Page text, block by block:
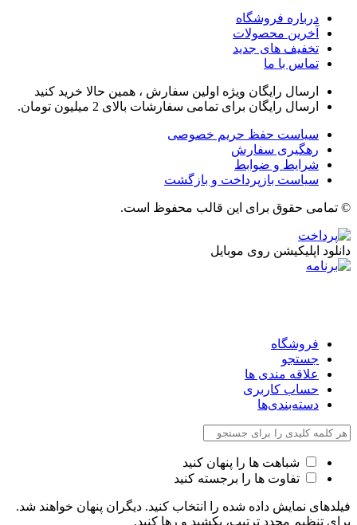
درباره فروشگاه
آخرین محصولات
تخفیف های جدید
تماس با ما
ارسال رایگان ویژه اولین سفارش ، همین حالا خرید کنید
ارسال رایگان برای تمامی سفارشات بالای 2 میلیون تومان.
سیاست حفظ حریم خصوصی
رهگیری سفارش
شرایط و ضوابط
سیاست بازپرداخت و بازگشت
© تمامی حقوق برای این قالب محفوظ است.
دانلود اپلیکیشن روی موبایل
فروشگاه
جستجو
علاقه مندی ها
حساب کاربری
دسته‌بندی‌ها
شباهت ها را پنهان کنید
تفاوت ها را برجسته کنید
فیلدهای نمایش داده شده را انتخاب کنید. دیگران پنهان خواهند شد.
برای تنظیم مجدد ترتیب، بکشید و رها کنید.